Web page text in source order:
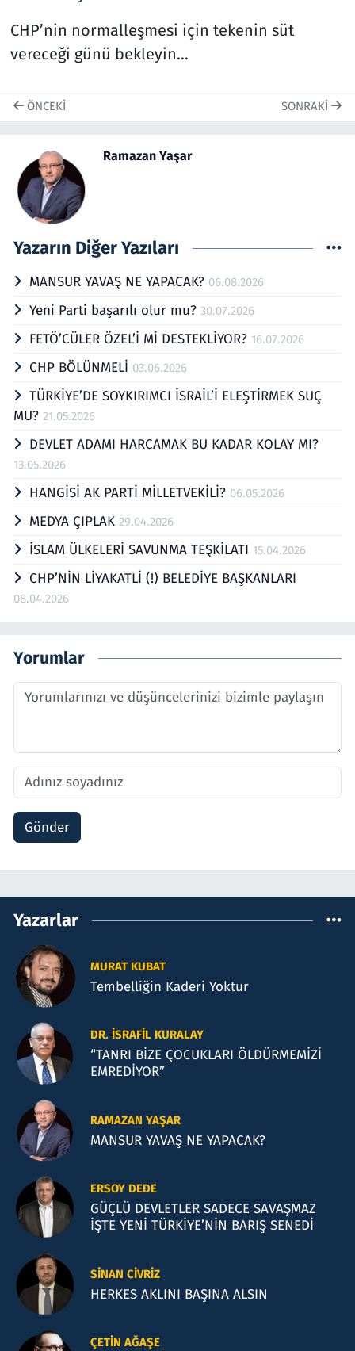
CHP’nin normalleşmesi için tekenin süt
vereceği günü bekleyin…
ÖNCEKI SONRAKI
Ramazan Yaşar
Yazarın Diğer Yazıları
MANSUR YAVAŞ NE YAPACAK? 06.08.2026
Yeni Parti başarılı olur mu? 30.07.2026
FETÖ’CÜLER ÖZEL’İ Mİ DESTEKLİYOR? 16.07.2026
CHP BÖLÜNMELİ 03.06.2026
TÜRKİYE’DE SOYKIRIMCI İSRAİL’İ ELEŞTİRMEK SUÇ
MU? 21.05.2026
DEVLET ADAMI HARCAMAK BU KADAR KOLAY MI?
13.05.2026
HANGİSİ AK PARTİ MİLLETVEKİLİ? 06.05.2026
MEDYA ÇIPLAK 29.04.2026
İSLAM ÜLKELERİ SAVUNMA TEŞKİLATI 15.04.2026
CHP’NİN LİYAKATLİ (!) BELEDİYE BAŞKANLARI
08.04.2026
Yorumlar
Gönder
Yazarlar
MURAT KUBAT
Tembelliğin Kaderi Yoktur
DR. İSRAFIL KURALAY
“TANRI BİZE ÇOCUKLARI ÖLDÜRMEMİZİ
EMREDİYOR”
RAMAZAN YAŞAR
MANSUR YAVAŞ NE YAPACAK?
ERSOY DEDE
GÜÇLÜ DEVLETLER SADECE SAVAŞMAZ
İŞTE YENİ TÜRKİYE’NİN BARIŞ SENEDİ
SINAN CIVRIZ
HERKES AKLINI BAŞINA ALSIN
ÇETIN AĞAŞE